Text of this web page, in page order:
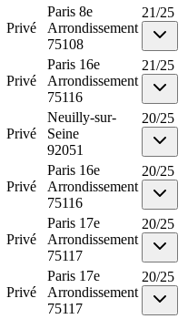
Privé
Paris 8e
Arrondissement
75108
21/25
Privé
Paris 16e
Arrondissement
75116
21/25
Privé
Neuilly-sur-
Seine
92051
20/25
Privé
Paris 16e
Arrondissement
75116
20/25
Privé
Paris 17e
Arrondissement
75117
20/25
Privé
Paris 17e
Arrondissement
75117
20/25